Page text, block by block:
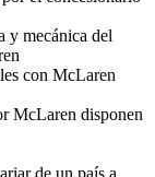
y mecánica del
con McLaren
McLaren disponen
de un país a